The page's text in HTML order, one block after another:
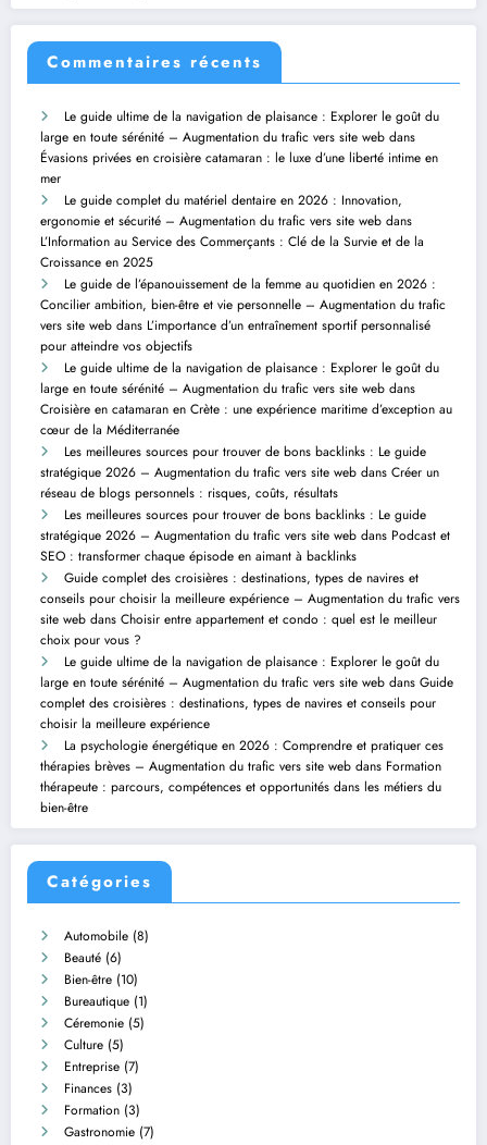
Commentaires récents
Le guide ultime de la navigation de plaisance : Explorer le goût du
large en toute sérénité – Augmentation du trafic vers site web dans
Évasions privées en croisière catamaran : le luxe d’une liberté intime en
mer
Le guide complet du matériel dentaire en 2026 : Innovation,
ergonomie et sécurité – Augmentation du trafic vers site web dans
L’Information au Service des Commerçants : Clé de la Survie et de la
Croissance en 2025
Le guide de l’épanouissement de la femme au quotidien en 2026 :
Concilier ambition, bien-être et vie personnelle – Augmentation du trafic
vers site web dans L’importance d’un entraînement sportif personnalisé
pour atteindre vos objectifs
Le guide ultime de la navigation de plaisance : Explorer le goût du
large en toute sérénité – Augmentation du trafic vers site web dans
Croisière en catamaran en Crète : une expérience maritime d’exception au
cœur de la Méditerranée
Les meilleures sources pour trouver de bons backlinks : Le guide
stratégique 2026 – Augmentation du trafic vers site web dans Créer un
réseau de blogs personnels : risques, coûts, résultats
Les meilleures sources pour trouver de bons backlinks : Le guide
stratégique 2026 – Augmentation du trafic vers site web dans Podcast et
SEO : transformer chaque épisode en aimant à backlinks
Guide complet des croisières : destinations, types de navires et
conseils pour choisir la meilleure expérience – Augmentation du trafic vers
site web dans Choisir entre appartement et condo : quel est le meilleur
choix pour vous ?
Le guide ultime de la navigation de plaisance : Explorer le goût du
large en toute sérénité – Augmentation du trafic vers site web dans Guide
complet des croisières : destinations, types de navires et conseils pour
choisir la meilleure expérience
La psychologie énergétique en 2026 : Comprendre et pratiquer ces
thérapies brèves – Augmentation du trafic vers site web dans Formation
thérapeute : parcours, compétences et opportunités dans les métiers du
bien-être
Catégories
Automobile (8)
Beauté (6)
Bien-être (10)
Bureautique (1)
Céremonie (5)
Culture (5)
Entreprise (7)
Finances (3)
Formation (3)
Gastronomie (7)